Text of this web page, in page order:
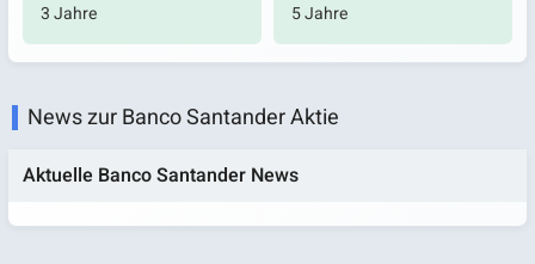
3 Jahre 5 Jahre
News zur Banco Santander Aktie
Aktuelle Banco Santander News